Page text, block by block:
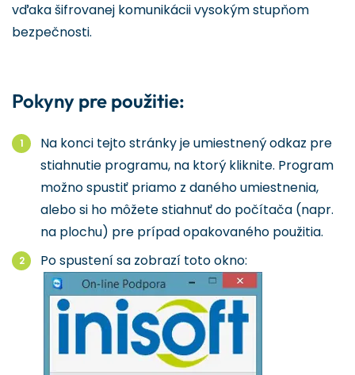
vďaka šifrovanej komunikácii vysokým stupňom
bezpečnosti.
Pokyny pre použitie:
Na konci tejto stránky je umiestnený odkaz pre
stiahnutie programu, na ktorý kliknite. Program
možno spustiť priamo z daného umiestnenia,
alebo si ho môžete stiahnuť do počítača (napr.
na plochu) pre prípad opakovaného použitia.
Po spustení sa zobrazí toto okno: